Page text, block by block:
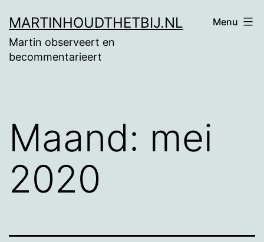
naar
de
MARTINHOUDTHETBIJ.NL
Martin observeert en
becommentarieert
Menu
Maand: mei
2020